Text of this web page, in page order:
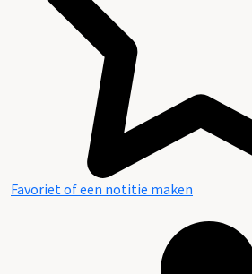
Favoriet of een notitie maken